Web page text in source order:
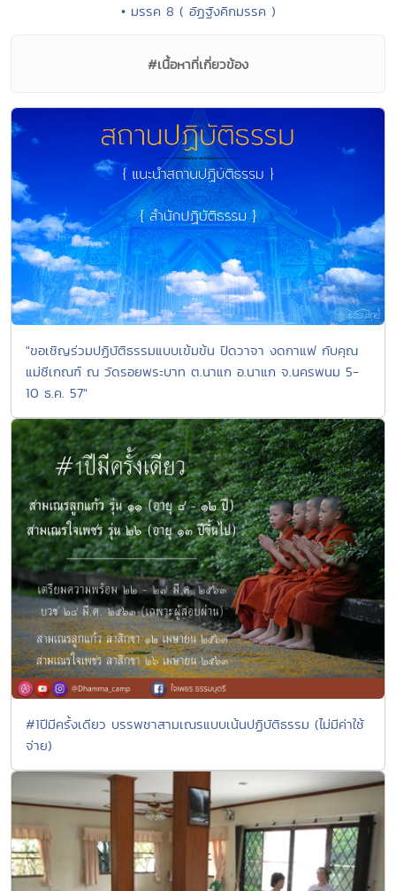
• มรรค 8 ( อัฏฐังคิกมรรค )
#เนื้อหาที่เกี่ยวข้อง
"ขอเชิญร่วมปฏิบัติธรรมแบบเข้มข้น ปิดวาจา งดกาแฟ กับคุณ
แม่ชีเกณฑ์ ณ วัดรอยพระบาท ต.นาแก อ.นาแก จ.นครพนม 5-
10 ธ.ค. 57"
#1ปีมีครั้งเดียว บรรพชาสามเณรแบบเน้นปฏิบัติธรรม (ไม่มีค่าใช้
จ่าย)